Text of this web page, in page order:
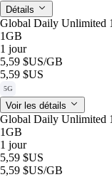
Détails
Global Daily Unlimited
1GB
1 jour
5,59 $US/GB
5,59 $US
5G
Voir les détails
Global Daily Unlimited
1GB
1 jour
5,59 $US
5,59 $US/GB